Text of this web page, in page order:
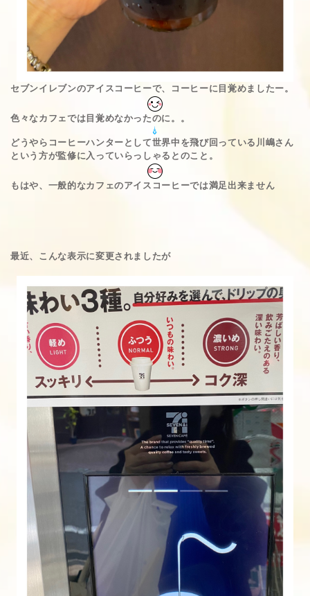
セブンイレブンのアイスコーヒーで、コーヒーに目覚めましたー。
色々なカフェでは目覚めなかったのに。。
どうやらコーヒーハンターとして世界中を飛び回っている川嶋さん
という方が監修に入っていらっしゃるとのこと。
もはや、一般的なカフェのアイスコーヒーでは満足出来ません
最近、こんな表示に変更されましたが